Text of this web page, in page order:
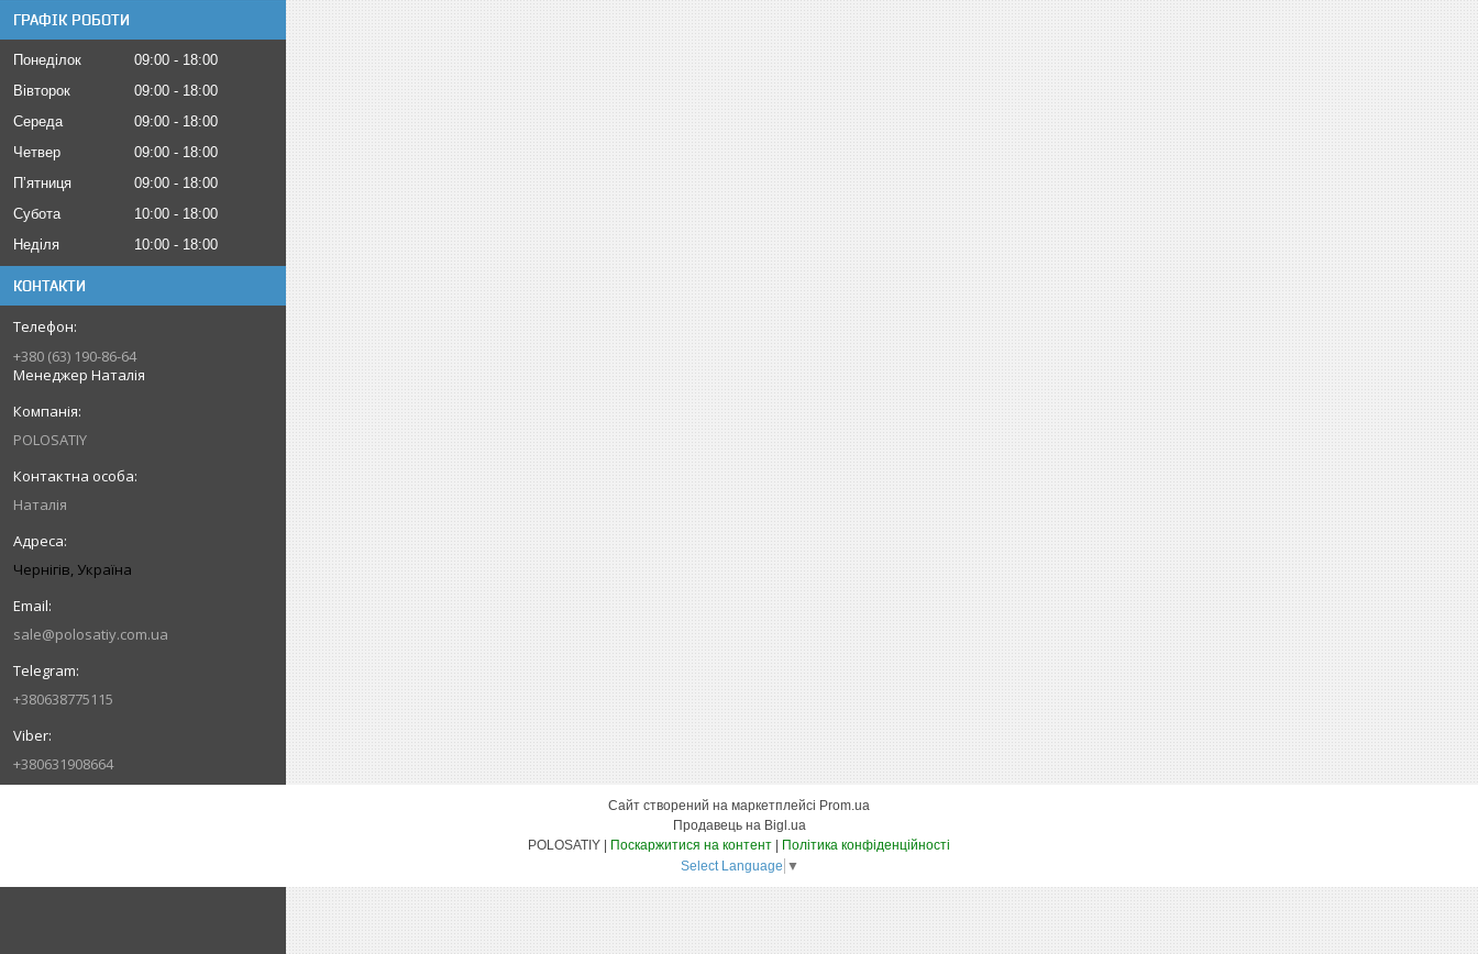
ГРАФІК РОБОТИ
Понеділок 09:00
18:00
Вівторок
09:00
18:00
Середа
09:00
18:00
Четвер
09:00
18:00
Пʼятниця
09:00
18:00
Субота
10:00
18:00
Неділя
10:00 18:00
КОНТАКТИ
+380 (63) 190-86-64
Менеджер Наталія
POLOSATIY
Наталія
Чернігів, Україна
sale@polosatiy.com.ua
+380638775115
+380631908664
Сайт створений на маркетплейсі Prom.ua
Продавець на Bigl.ua
Поскаржитися на контент
Політика конфіденційності
Select Language ▼